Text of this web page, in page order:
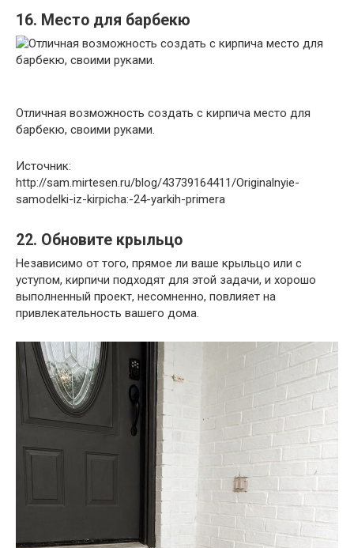
16. Место для барбекю
Отличная возможность создать с кирпича место для
барбекю, своими руками.
Источник:
http://sam.mirtesen.ru/blog/43739164411/Originalnyie-
samodelki-iz-kirpicha:-24-yarkih-primera
22. Обновите крыльцо
Независимо от того, прямое ли ваше крыльцо или с
уступом, кирпичи подходят для этой задачи, и хорошо
выполненный проект, несомненно, повлияет на
привлекательность вашего дома.